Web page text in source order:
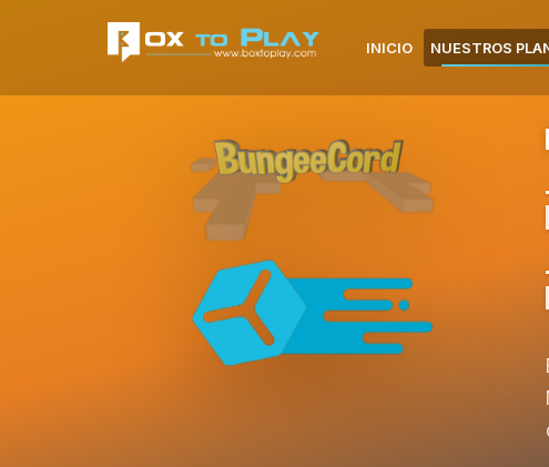
INICIO NUESTROS